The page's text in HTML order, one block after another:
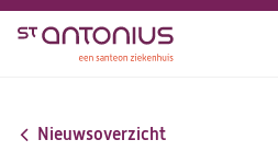
Overslaan
inhoud
Nieuwsoverzicht